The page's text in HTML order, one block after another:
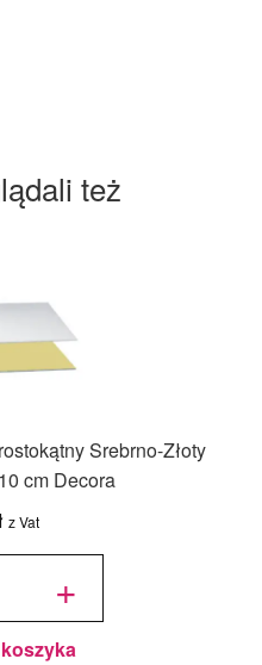
też
Srebrno-Złoty
cm Decora
z Vat
+